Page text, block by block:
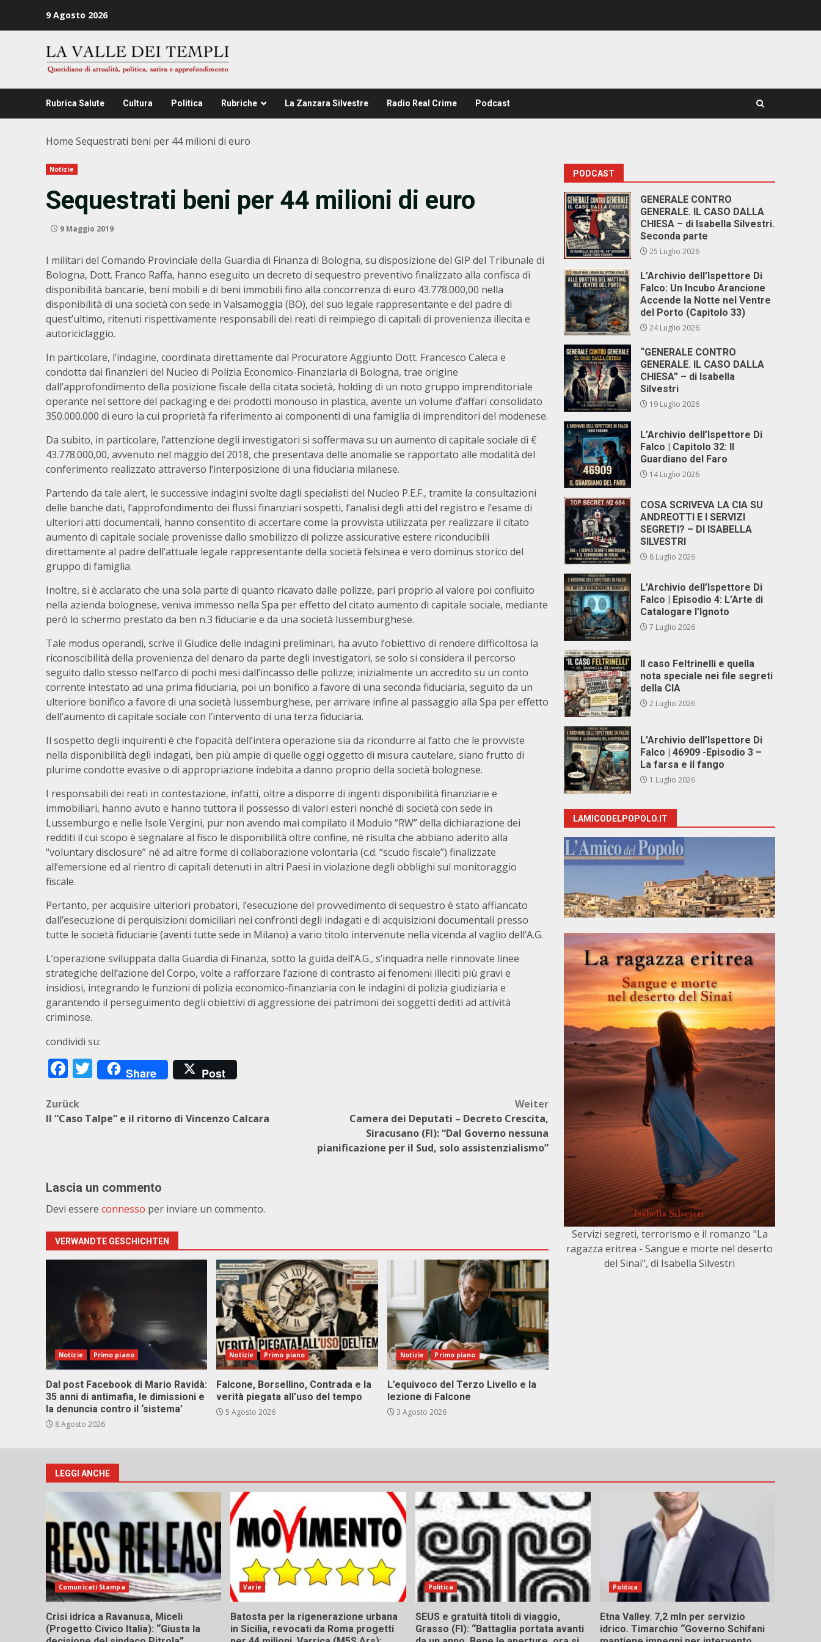
9 Agosto 2026
Rubrica Salute Cultura Politica Rubriche La Zanzara Silvestre Radio Real Crime Podcast
Home Sequestrati beni per 44 milioni di euro
Notizie
Sequestrati beni per 44 milioni di euro
9 Maggio 2019
I militari del Comando Provinciale della Guardia di Finanza di Bologna, su disposizione del GIP del Tribunale di
Bologna, Dott. Franco Raffa, hanno eseguito un decreto di sequestro preventivo finalizzato alla confisca di
disponibilità bancarie, beni mobili e di beni immobili fino alla concorrenza di euro 43.778.000,00 nella
disponibilità di una società con sede in Valsamoggia (BO), del suo legale rappresentante e del padre di
quest’ultimo, ritenuti rispettivamente responsabili dei reati di reimpiego di capitali di provenienza illecita e
autoriciclaggio.
In particolare, l’indagine, coordinata direttamente dal Procuratore Aggiunto Dott. Francesco Caleca e
condotta dai finanzieri del Nucleo di Polizia Economico-Finanziaria di Bologna, trae origine
dall’approfondimento della posizione fiscale della citata società, holding di un noto gruppo imprenditoriale
operante nel settore del packaging e dei prodotti monouso in plastica, avente un volume d’affari consolidato
350.000.000 di euro la cui proprietà fa riferimento ai componenti di una famiglia di imprenditori del modenese.
Da subito, in particolare, l’attenzione degli investigatori si soffermava su un aumento di capitale sociale di €
43.778.000,00, avvenuto nel maggio del 2018, che presentava delle anomalie se rapportato alle modalità del
conferimento realizzato attraverso l’interposizione di una fiduciaria milanese.
Partendo da tale alert, le successive indagini svolte dagli specialisti del Nucleo P.E.F., tramite la consultazioni
delle banche dati, l’approfondimento dei flussi finanziari sospetti, l’analisi degli atti del registro e l’esame di
ulteriori atti documentali, hanno consentito di accertare come la provvista utilizzata per realizzare il citato
aumento di capitale sociale provenisse dallo smobilizzo di polizze assicurative estere riconducibili
direttamente al padre dell’attuale legale rappresentante della società felsinea e vero dominus storico del
gruppo di famiglia.
Inoltre, si è acclarato che una sola parte di quanto ricavato dalle polizze, pari proprio al valore poi confluito
nella azienda bolognese, veniva immesso nella Spa per effetto del citato aumento di capitale sociale, mediante
però lo schermo prestato da ben n.3 fiduciarie e da una società lussemburghese.
Tale modus operandi, scrive il Giudice delle indagini preliminari, ha avuto l’obiettivo di rendere difficoltosa la
riconoscibilità della provenienza del denaro da parte degli investigatori, se solo si considera il percorso
seguito dallo stesso nell’arco di pochi mesi dall’incasso delle polizze; inizialmente un accredito su un conto
corrente intestato ad una prima fiduciaria, poi un bonifico a favore di una seconda fiduciaria, seguito da un
ulteriore bonifico a favore di una società lussemburghese, per arrivare infine al passaggio alla Spa per effetto
dell’aumento di capitale sociale con l’intervento di una terza fiduciaria.
Il sospetto degli inquirenti è che l’opacità dell’intera operazione sia da ricondurre al fatto che le provviste
nella disponibilità degli indagati, ben più ampie di quelle oggi oggetto di misura cautelare, siano frutto di
plurime condotte evasive o di appropriazione indebita a danno proprio della società bolognese.
I responsabili dei reati in contestazione, infatti, oltre a disporre di ingenti disponibilità finanziarie e
immobiliari, hanno avuto e hanno tuttora il possesso di valori esteri nonché di società con sede in
Lussemburgo e nelle Isole Vergini, pur non avendo mai compilato il Modulo “RW” della dichiarazione dei
redditi il cui scopo è segnalare al fisco le disponibilità oltre confine, né risulta che abbiano aderito alla
“voluntary disclosure” né ad altre forme di collaborazione volontaria (c.d. “scudo fiscale”) finalizzate
all’emersione ed al rientro di capitali detenuti in altri Paesi in violazione degli obblighi sul monitoraggio
fiscale.
Pertanto, per acquisire ulteriori probatori, l’esecuzione del provvedimento di sequestro è stato affiancato
dall’esecuzione di perquisizioni domiciliari nei confronti degli indagati e di acquisizioni documentali presso
tutte le società fiduciarie (aventi tutte sede in Milano) a vario titolo intervenute nella vicenda al vaglio dell’A.G.
L’operazione sviluppata dalla Guardia di Finanza, sotto la guida dell’A.G., s’inquadra nelle rinnovate linee
strategiche dell’azione del Corpo, volte a rafforzare l’azione di contrasto ai fenomeni illeciti più gravi e
insidiosi, integrando le funzioni di polizia economico-finanziaria con le indagini di polizia giudiziaria e
garantendo il perseguimento degli obiettivi di aggressione dei patrimoni dei soggetti dediti ad attività
criminose.
condividi su:
Facebook
Twitter
Share Post
Beitragsnavigation
Zurück
Il “Caso Talpe” e il ritorno di Vincenzo Calcara
Weiter
Camera dei Deputati – Decreto Crescita,
Siracusano (FI): “Dal Governo nessuna
pianificazione per il Sud, solo assistenzialismo”
Lascia un commento
Devi essere connesso per inviare un commento.
VERWANDTE GESCHICHTEN
Notizie Primo piano
Dal post Facebook di Mario Ravidà:
35 anni di antimafia, le dimissioni e
la denuncia contro il ‘sistema’
8 Agosto 2026
Notizie Primo piano
Falcone, Borsellino, Contrada e la
verità piegata all’uso del tempo
5 Agosto 2026
Notizie Primo piano
L’equivoco del Terzo Livello e la
lezione di Falcone
3 Agosto 2026
PODCAST
GENERALE CONTRO
GENERALE. IL CASO DALLA
CHIESA – di Isabella Silvestri.
Seconda parte
25 Luglio 2026
L’Archivio dell’Ispettore Di
Falco: Un Incubo Arancione
Accende la Notte nel Ventre
del Porto (Capitolo 33)
24 Luglio 2026
“GENERALE CONTRO
GENERALE. IL CASO DALLA
CHIESA” – di Isabella
Silvestri
19 Luglio 2026
L’Archivio dell’Ispettore Di
Falco | Capitolo 32: Il
Guardiano del Faro
14 Luglio 2026
COSA SCRIVEVA LA CIA SU
ANDREOTTI E I SERVIZI
SEGRETI? – DI ISABELLA
SILVESTRI
8 Luglio 2026
L’Archivio dell’Ispettore Di
Falco | Episodio 4: L’Arte di
Catalogare l’Ignoto
7 Luglio 2026
Il caso Feltrinelli e quella
nota speciale nei file segreti
della CIA
2 Luglio 2026
L’Archivio dell’Ispettore Di
Falco | 46909 -Episodio 3 –
La farsa e il fango
1 Luglio 2026
LAMICODELPOPOLO.IT
Servizi segreti, terrorismo e il romanzo "La
ragazza eritrea - Sangue e morte nel deserto
del Sinai", di Isabella Silvestri
LEGGI ANCHE
Comunicati Stampa
Crisi idrica a Ravanusa, Miceli
(Progetto Civico Italia): “Giusta la
Varie
Batosta per la rigenerazione urbana
in Sicilia, revocati da Roma progetti
Politica
SEUS e gratuità titoli di viaggio,
Grasso (FI): “Battaglia portata avanti
Politica
Etna Valley. 7,2 mln per servizio
idrico. Timarchio “Governo Schifani